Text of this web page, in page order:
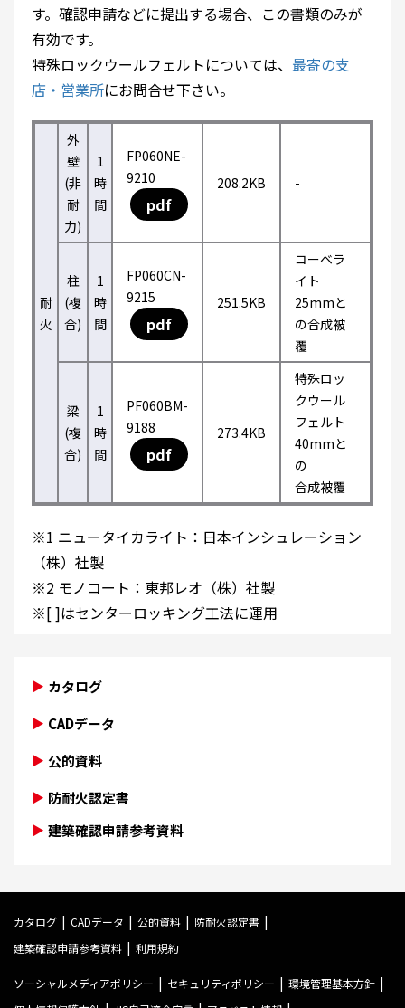
す。確認申請などに提出する場合、この書類のみが
有効です。
特殊ロックウールフェルトについては、 最寄の支
店・営業所にお問合せ下さい。
耐
火
外
壁
(非
耐
力)
1
時
間
FP060NE-
9210
pdf
208.2KB -
柱
(複
合)
1
時
間
FP060CN-
9215
pdf
251.5KB
コーベラ
イト
25mmと
の合成被
覆
梁
(複
合)
1
時
間
PF060BM-
9188
pdf
273.4KB
特殊ロッ
クウール
フェルト
40mmと
の
合成被覆
※1 ニュータイカライト：日本インシュレーション
（株）社製
※2 モノコート：東邦レオ（株）社製
※[ ]はセンターロッキング工法に運用
カタログ
CADデータ
公的資料
防耐火認定書
建築確認申請参考資料
カタログ CADデータ 公的資料
防耐火認定書
建築確認申請参考資料
利用規約
ソーシャルメディアポリシー セキュリティポリシー
環境管理基本方針